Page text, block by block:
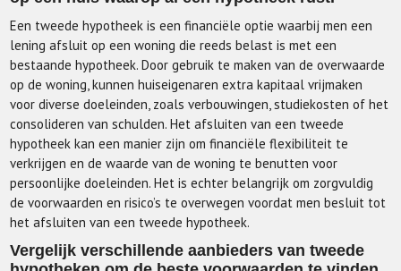
Een tweede hypotheek is een financiële optie waarbij men een
lening afsluit op een woning die reeds belast is met een
bestaande hypotheek. Door gebruik te maken van de overwaarde
op de woning, kunnen huiseigenaren extra kapitaal vrijmaken
voor diverse doeleinden, zoals verbouwingen, studiekosten of het
consolideren van schulden. Het afsluiten van een tweede
hypotheek kan een manier zijn om financiële flexibiliteit te
verkrijgen en de waarde van de woning te benutten voor
persoonlijke doeleinden. Het is echter belangrijk om zorgvuldig
de voorwaarden en risico’s te overwegen voordat men besluit tot
het afsluiten van een tweede hypotheek.
Vergelijk verschillende aanbieders van tweede